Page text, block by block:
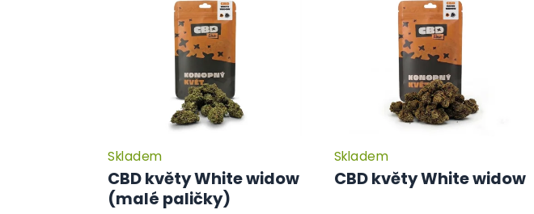
CBD květy White widow
(malé paličky)
Průměrné
hodnocení
produktu
Skladem
CBD květy White widow
Skladem